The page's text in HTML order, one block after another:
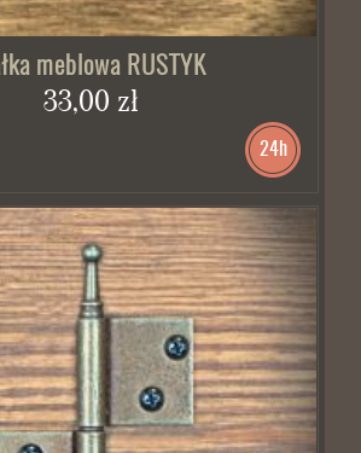
meblowa RUSTYK
33,00 zł
24h